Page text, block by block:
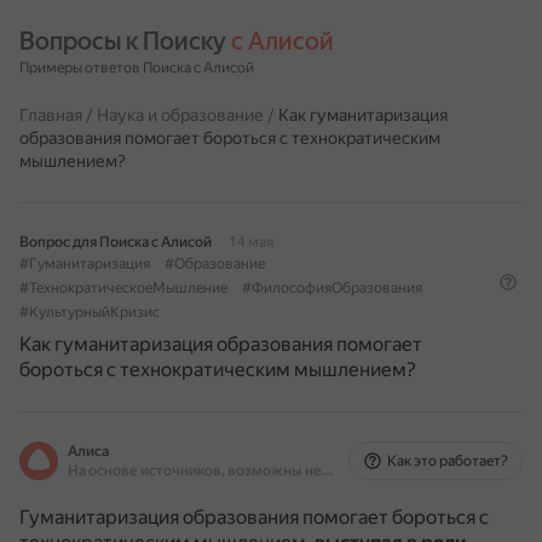
Вопросы к Поиску с Алисой
Примеры ответов Поиска с Алисой
Главная / Наука и образование / Как гуманитаризация
образования помогает бороться с технократическим
мышлением?
Вопрос для Поиска с Алисой
14 мая
#Гуманитаризация
#Образование
#ТехнократическоеМышление
#ФилософияОбразования
#КультурныйКризис
Как гуманитаризация образования помогает
бороться с технократическим мышлением?
Алиса
На основе источников, возможны неточности
Как это работает?
Гуманитаризация образования помогает бороться с